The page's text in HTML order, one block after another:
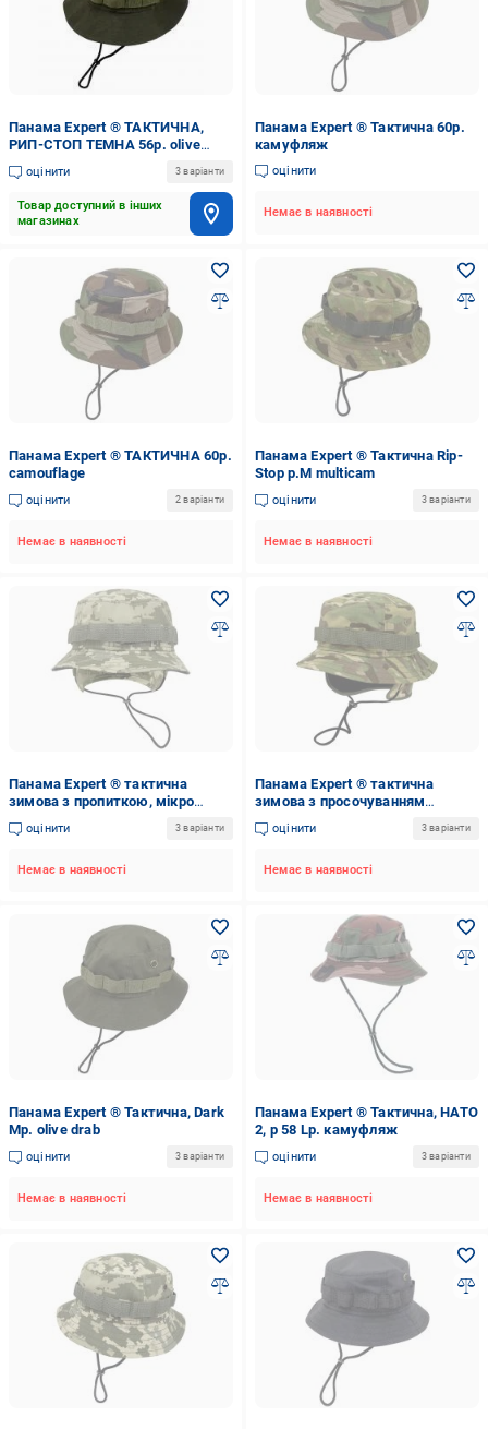
Панама Expert ® ТАКТИЧНА,
РИП-СТОП ТЕМНА 56р. olive
drab
оцінити 3 варіанти
Товар доступний в інших
магазинах
Панама Expert ® Тактична 60р.
камуфляж
оцінити
Немає в наявності
Панама Expert ® ТАКТИЧНА 60р.
camouflage
оцінити 2 варіанти
Немає в наявності
Панама Expert ® Тактична Rip-
Stop р.М multicam
оцінити 3 варіанти
Немає в наявності
Панама Expert ® тактична
зимова з пропиткою, мікро
хутро р.56 піксель
оцінити 3 варіанти
Немає в наявності
Панама Expert ® тактична
зимова з просочуванням
мікрохутро р.60 мультикам
оцінити 3 варіанти
Немає в наявності
Панама Expert ® Тактична, Dark
Мр. olive drab
оцінити 3 варіанти
Немає в наявності
Панама Expert ® Тактична, НАТО
2, р 58 Lр. камуфляж
оцінити 3 варіанти
Немає в наявності